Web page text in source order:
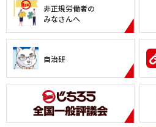
非正規労働者の
みなさんへ
自治研